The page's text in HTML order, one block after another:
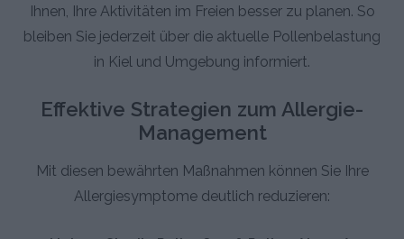
Ihnen, Ihre Aktivitäten im Freien besser zu planen. So
bleiben Sie jederzeit über die aktuelle Pollenbelastung
in Kiel und Umgebung informiert.
Effektive Strategien zum Allergie-
Management
Mit diesen bewährten Maßnahmen können Sie Ihre
Allergiesymptome deutlich reduzieren: